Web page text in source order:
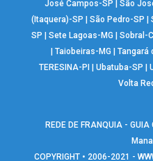
José Campos-SP
|São
(Itaquera)-SP
|São Pedro-SP |
SP
|Sete Lagoas-MG |Sobral-
Taiobeiras-MG Tangará
TERESINA-PI
|Ubatuba-SP |
Volta
REDE DE FRANQUIA -
COPYRIGHT • 2006-2021 -